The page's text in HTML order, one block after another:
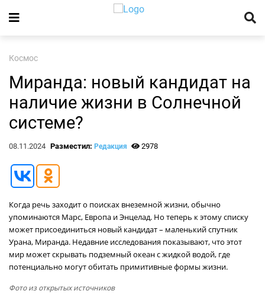
Космос
Миранда: новый кандидат на
наличие жизни в Солнечной
системе?
08.11.2024 Разместил: Редакция 2978
Когда речь заходит о поисках внеземной жизни, обычно
упоминаются Марс, Европа и Энцелад. Но теперь к этому списку
может присоединиться новый кандидат – маленький спутник
Урана, Миранда. Недавние исследования показывают, что этот
мир может скрывать подземный океан с жидкой водой, где
потенциально могут обитать примитивные формы жизни.
Фото из открытых источников